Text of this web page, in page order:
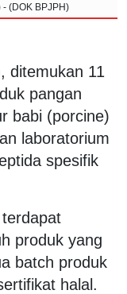
(DOK BPJPH)
ditemukan 11
pangan
babi (porcine)
laboratorium
spesifik
produk yang
batch produk
halal.